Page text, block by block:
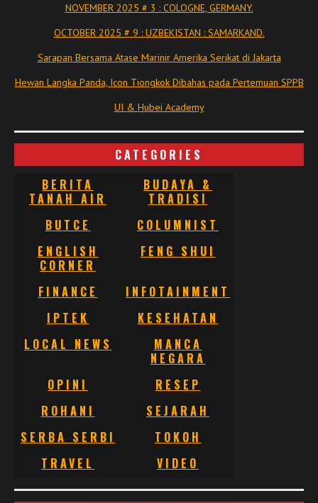
NOVEMBER 2025 # 3 : COLOGNE, GERMANY.
OCTOBER 2025 # 9 : UZBEKISTAN : SAMARKAND.
Sarapan Bersama Atase Marinir Amerika Serikat di Jakarta
Hewan Langka Panda, Icon Tiongkok Dibahas pada Pertemuan SPPB
UI & Hubei Academy
CATEGORIES
BERITA
TANAH AIR
BUDAYA &
TRADISI
BUTCE
COLUMNIST
ENGLISH
CORNER
FENG SHUI
FINANCE
INFOTAINMENT
IPTEK
KESEHATAN
LOCAL NEWS
MANCA
NEGARA
OPINI
RESEP
ROHANI
SEJARAH
SERBA SERBI
TOKOH
TRAVEL
VIDEO